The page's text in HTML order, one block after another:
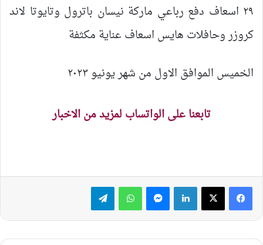
٢٩ اسعاف دفع رباعي ماركة نيسان باترول وتايوتا لاند
كروزر وحافلات هايس اسعاف عناية مكثفة
الخميس الموافق الاول من شهر يونيو ٢٠٢٣
تابعنا على الواتساب لمزيد من الاخبار
لينكدإن ماسنجر واتساب تيلقرام